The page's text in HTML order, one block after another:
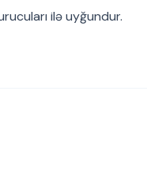
ilə uyğundur.